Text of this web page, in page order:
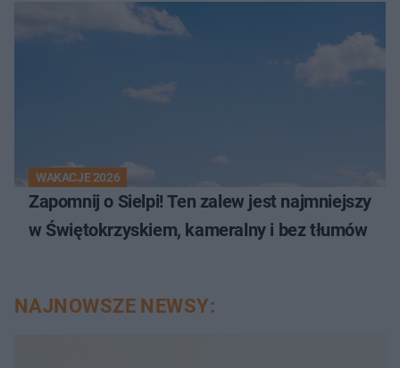
WAKACJE 2026
Zapomnij o Sielpi! Ten zalew jest najmniejszy
w Świętokrzyskiem, kameralny i bez tłumów
NAJNOWSZE NEWSY: